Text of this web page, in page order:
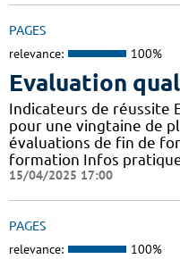
PAGES
relevance: 100%
Evaluation
Indicateurs de réussite
pour une vingtaine de
évaluations de fin de
formation Infos
15/04/2025 17:00
PAGES
relevance: 100%